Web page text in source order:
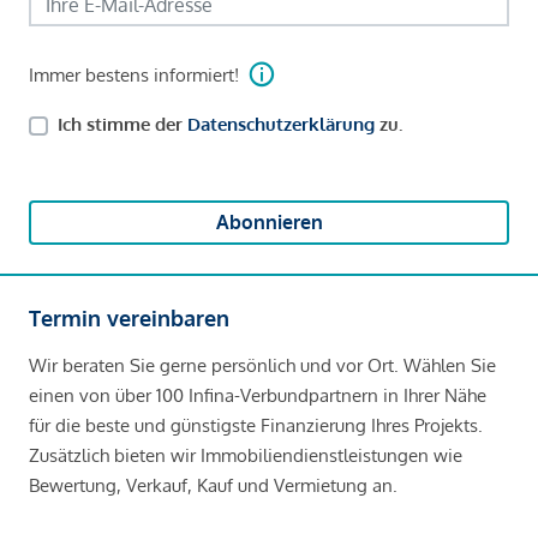
Immer bestens informiert!
Ich stimme der Datenschutzerklärung zu.
Abonnieren
Termin vereinbaren
Wir beraten Sie gerne persönlich und vor Ort. Wählen Sie
einen von über 100 Infina-Verbundpartnern in Ihrer Nähe
für die beste und günstigste Finanzierung Ihres Projekts.
Zusätzlich bieten wir Immobiliendienstleistungen wie
Bewertung, Verkauf, Kauf und Vermietung an.